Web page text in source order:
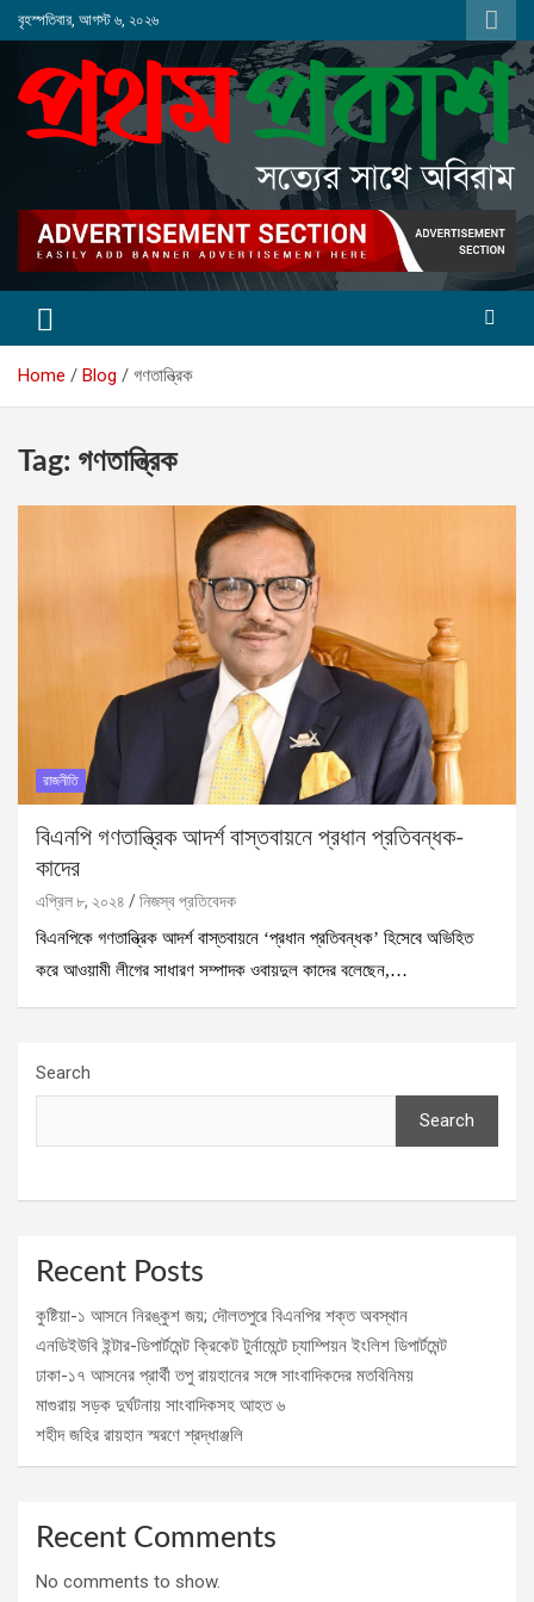
Skip
to
বৃহস্পতিবার, আগস্ট ৬, ২০২৬
Home Blog গণতান্ত্রিক
Tag: গণতান্ত্রিক
রাজনীতি
বিএনপি গণতান্ত্রিক আদর্শ বাস্তবায়নে প্রধান প্রতিবন্ধক-
কাদের
এপ্রিল ৮, ২০২৪
নিজস্ব প্রতিবেদক
বিএনপিকে গণতান্ত্রিক আদর্শ বাস্তবায়নে ‘প্রধান প্রতিবন্ধক’ হিসেবে অভিহিত
করে আওয়ামী লীগের সাধারণ সম্পাদক ওবায়দুল কাদের বলেছেন,…
Search
Search
Recent Posts
কুষ্টিয়া-১ আসনে নিরঙ্কুশ জয়; দৌলতপুরে বিএনপির শক্ত অবস্থান
এনডিইউবি ইন্টার-ডিপার্টমেন্ট ক্রিকেট টুর্নামেন্টে চ্যাম্পিয়ন ইংলিশ ডিপার্টমেন্ট
ঢাকা-১৭ আসনের প্রার্থী তপু রায়হানের সঙ্গে সাংবাদিকদের মতবিনিময়
মাগুরায় সড়ক দুর্ঘটনায় সাংবাদিকসহ আহত ৬
শহীদ জহির রায়হান স্মরণে শ্রদ্ধাঞ্জলি
Recent Comments
No comments to show.